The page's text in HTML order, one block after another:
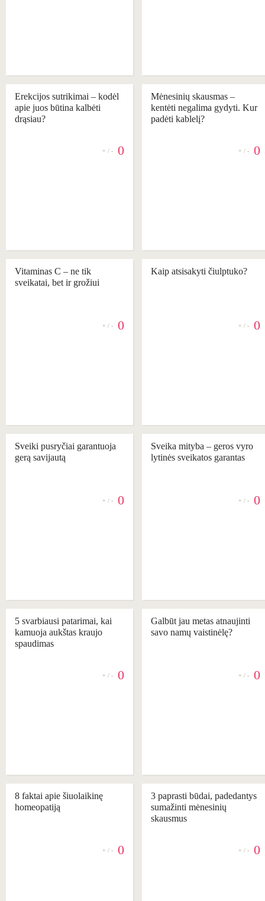
Erekcijos sutrikimai – kodėl
apie juos būtina kalbėti
drąsiau?
+ / - 0
Mėnesinių skausmas –
kentėti negalima gydyti. Kur
padėti kablelį?
+ / - 0
Vitaminas C – ne tik
sveikatai, bet ir grožiui
+ / - 0
Kaip atsisakyti čiulptuko?
+ / - 0
Sveiki pusryčiai garantuoja
gerą savijautą
+ / - 0
Sveika mityba – geros vyro
lytinės sveikatos garantas
+ / - 0
5 svarbiausi patarimai, kai
kamuoja aukštas kraujo
spaudimas
+ / - 0
Galbūt jau metas atnaujinti
savo namų vaistinėlę?
+ / - 0
8 faktai apie šiuolaikinę
homeopatiją
+ / - 0
3 paprasti būdai, padedantys
sumažinti mėnesinių
skausmus
+ / - 0